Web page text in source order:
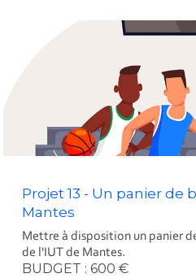
Projet 13 - Un panier de
Mantes
Mettre à disposition un panier
de l'IUT de Mantes.
BUDGET : 600 €